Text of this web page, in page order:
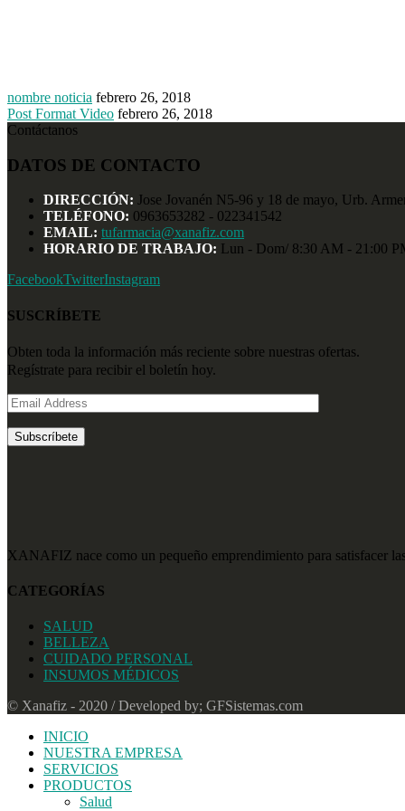
nombre noticia febrero 26, 2018
Post Format Video febrero 26, 2018
Contáctanos
DATOS DE CONTACTO
DIRECCIÓN: Jose Jovanén N5-96 y 18 de mayo, Urb.
TELÉFONO: 0963653282 - 022341542
EMAIL: tufarmacia@xanafiz.com
HORARIO DE TRABAJO: Lun - Dom/ 8:30 AM - 21:00
FacebookTwitterInstagram
SUSCRÍBETE
Obten toda la información más reciente sobre nuestras ofertas.
Regístrate para recibir el boletín hoy.
XANAFIZ nace como un pequeño emprendimiento para satisfacer
CATEGORÍAS
SALUD
BELLEZA
CUIDADO PERSONAL
INSUMOS MÉDICOS
© Xanafiz - 2020 / Developed by; GFSistemas.com
INICIO
NUESTRA EMPRESA
SERVICIOS
PRODUCTOS
Salud